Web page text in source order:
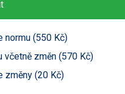
normu (550 Kč)
včetně změn (570 Kč)
změny (20 Kč)